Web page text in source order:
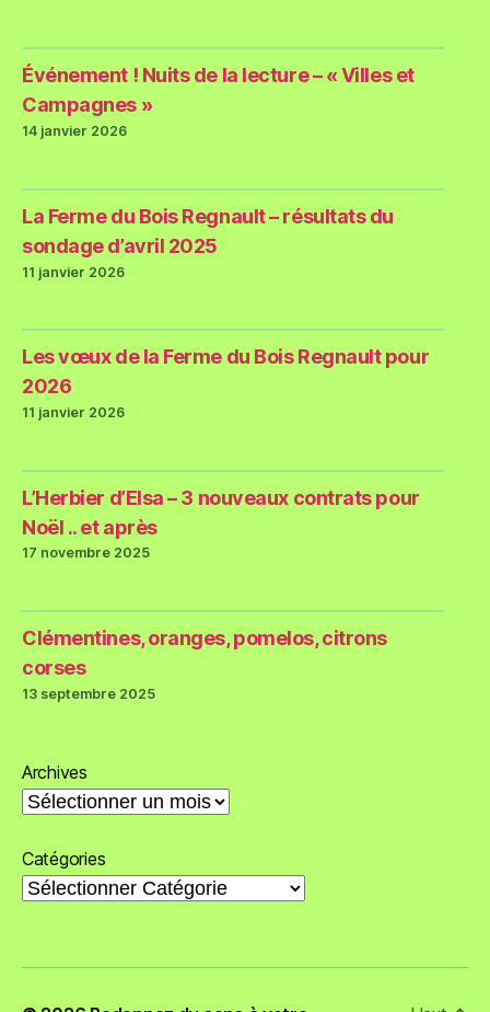
Événement ! Nuits de la lecture – « Villes et
Campagnes »
14 janvier 2026
La Ferme du Bois Regnault – résultats du
sondage d’avril 2025
11 janvier 2026
Les vœux de la Ferme du Bois Regnault pour
2026
11 janvier 2026
L’Herbier d’Elsa – 3 nouveaux contrats pour
Noël .. et après
17 novembre 2025
Clémentines, oranges, pomelos, citrons
corses
13 septembre 2025
Archives
Catégories